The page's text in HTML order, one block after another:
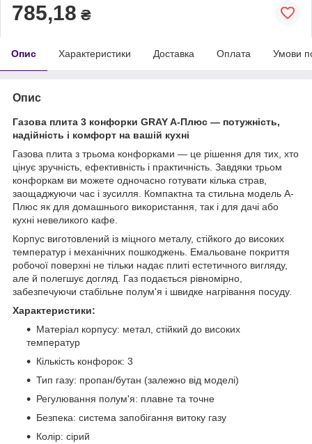
785,18 ₴
Опис Характеристики Доставка Оплата Умови
Опис
Газова плита 3 конфорки GRAY A-Плюс — потужність,
надійність і комфорт на вашій кухні
Газова плита з трьома конфорками — це рішення для тих, хто
цінує зручність, ефективність і практичність. Завдяки трьом
конфоркам ви можете одночасно готувати кілька страв,
заощаджуючи час і зусилля. Компактна та стильна модель A-
Плюс як для домашнього використання, так і для дачі або
кухні невеликого кафе.
Корпус виготовлений із міцного металу, стійкого до високих
температур і механічних пошкоджень. Емальоване покриття
робочої поверхні не тільки надає плиті естетичного вигляду,
але й полегшує догляд. Газ подається рівномірно,
забезпечуючи стабільне полум'я і швидке нагрівання посуду.
Характеристики:
Матеріал корпусу: метал, стійкий до високих
температур
Кількість конфорок: 3
Тип газу: пропан/бутан (залежно від моделі)
Регулювання полум'я: плавне та точне
Безпека: система запобігання витоку газу
Колір: сірий